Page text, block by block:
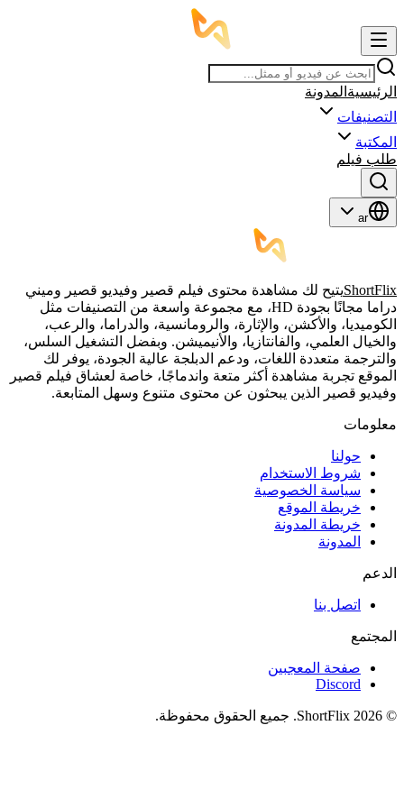
الرئيسية المدونة
التصنيفات
المكتبة
طلب فيلم
ar
ShortFlixيتيح لك مشاهدة محتوى فيلم قصير وفيديو قصير وميني
دراما مجانًا بجودة HD، مع مجموعة واسعة من التصنيفات مثل
الكوميديا، والأكشن، والإثارة، والرومانسية، والدراما، والرعب،
والخيال العلمي، والفانتازيا، والأنيميشن. وبفضل التشغيل السلس،
والترجمة متعددة اللغات، ودعم الدبلجة عالية الجودة، يوفر لك
الموقع تجربة مشاهدة أكثر متعة واندماجًا، خاصة لعشاق فيلم قصير
وفيديو قصير الذين يبحثون عن محتوى متنوع وسهل المتابعة.
معلومات
حولنا
شروط الاستخدام
سياسة الخصوصية
خريطة الموقع
خريطة المدونة
المدونة
الدعم
اتصل بنا
المجتمع
صفحة المعجبين
Discord
© 2026 ShortFlix. جميع الحقوق محفوظة.